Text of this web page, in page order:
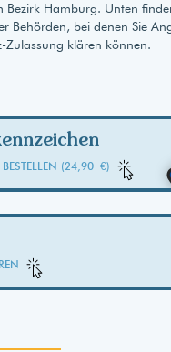
Bezirk Hamburg. Unten
Behörden, bei denen Sie
Zulassung klären können.
BESTELLEN (24,90 €)